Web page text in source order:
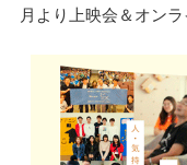
月より上映会＆オン